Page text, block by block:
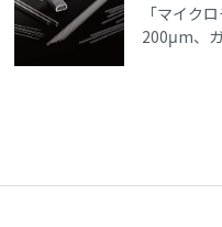
「マイク
200μm、